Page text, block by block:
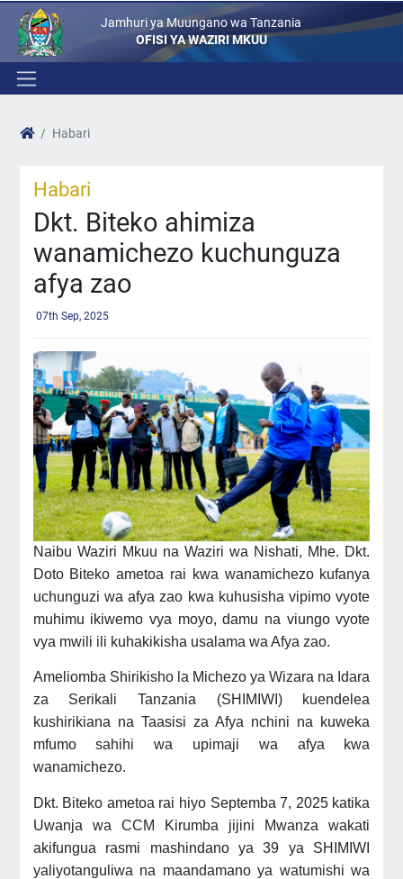
Jamhuri ya Muungano wa Tanzania
OFISI YA WAZIRI MKUU
Habari
Habari
Dkt. Biteko ahimiza
wanamichezo kuchunguza
afya zao
07th Sep, 2025
Naibu Waziri Mkuu na Waziri wa Nishati, Mhe. Dkt.
Doto Biteko ametoa rai kwa wanamichezo kufanya
uchunguzi wa afya zao kwa kuhusisha vipimo vyote
muhimu ikiwemo vya moyo, damu na viungo vyote
vya mwili ili kuhakikisha usalama wa Afya zao.
Ameliomba Shirikisho la Michezo ya Wizara na Idara
za Serikali Tanzania (SHIMIWI) kuendelea
kushirikiana na Taasisi za Afya nchini na kuweka
mfumo sahihi wa upimaji wa afya kwa
wanamichezo.
Dkt. Biteko ametoa rai hiyo Septemba 7, 2025 katika
Uwanja wa CCM Kirumba jijini Mwanza wakati
akifungua rasmi mashindano ya 39 ya SHIMIWI
yaliyotanguliwa na maandamano ya watumishi wa